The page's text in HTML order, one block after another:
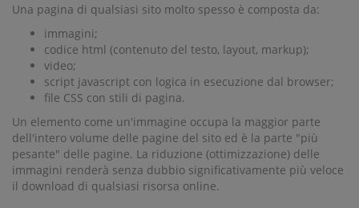
Una pagina di qualsiasi sito molto spesso è composta da:
immagini;
codice html (contenuto del testo, layout, markup);
video;
script javascript con logica in esecuzione dal browser;
file CSS con stili di pagina.
Un elemento come un'immagine occupa la maggior parte
dell'intero volume delle pagine del sito ed è la parte "più
pesante" delle pagine. La riduzione (ottimizzazione) delle
immagini renderà senza dubbio significativamente più veloce
il download di qualsiasi risorsa online.